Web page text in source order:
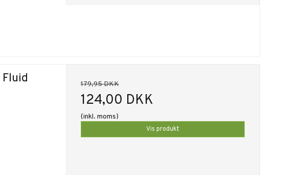
Fluid
179,95 DKK
124,00 DKK
(inkl. moms)
Vis produkt